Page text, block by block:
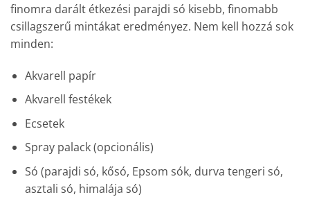
finomra darált étkezési parajdi só kisebb, finomabb
csillagszerű mintákat eredményez. Nem kell hozzá sok
minden:
Akvarell papír
Akvarell festékek
Ecsetek
Spray palack (opcionális)
Só (parajdi só, kősó, Epsom sók, durva tengeri só,
asztali só, himalája só)